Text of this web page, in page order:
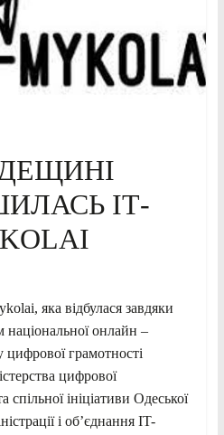
ІТ-
яка відбулася завдяки
онлайн –
грамотності
цифрової
спільної ініціативи Одеської
і об’єднання IT-